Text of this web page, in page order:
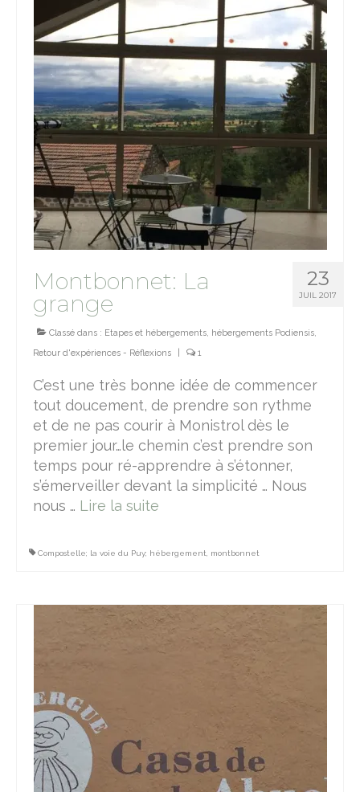
23
JUIL 2017
Montbonnet: La
grange
Classé dans : Etapes et hébergements, hébergements Podiensis,
Retour d'expériences - Réflexions
1
C’est une très bonne idée de commencer
tout doucement, de prendre son rythme
et de ne pas courir à Monistrol dès le
premier jour…le chemin c’est prendre son
temps pour ré-apprendre à s’étonner,
s’émerveiller devant la simplicité … Nous
nous … Lire la suite­­
Compostelle; la voie du Puy; hébergement montbonnet